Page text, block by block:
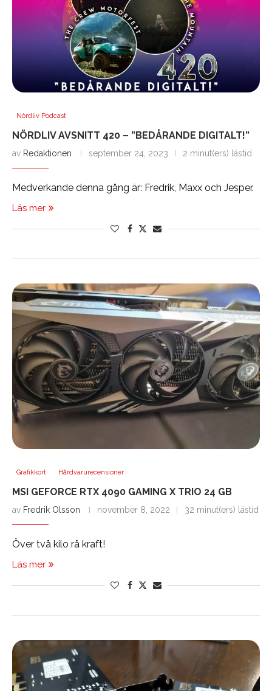
Nördliv Podcast
NÖRDLIV AVSNITT 420 – ”BEDÅRANDE DIGITALT!”
av Redaktionen september 24, 2023 2 minut(ers) lästid
Medverkande denna gång är: Fredrik, Maxx och Jesper.
Läs mer
Grafikkort Hårdvarurecensioner
MSI GEFORCE RTX 4090 GAMING X TRIO 24 GB
av Fredrik Olsson november 8, 2022 32 minut(ers) lästid
Över två kilo rå kraft!
Läs mer